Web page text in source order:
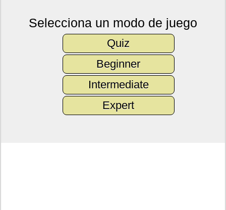
Selecciona un modo de juego
Quiz
Beginner
Intermediate
Expert